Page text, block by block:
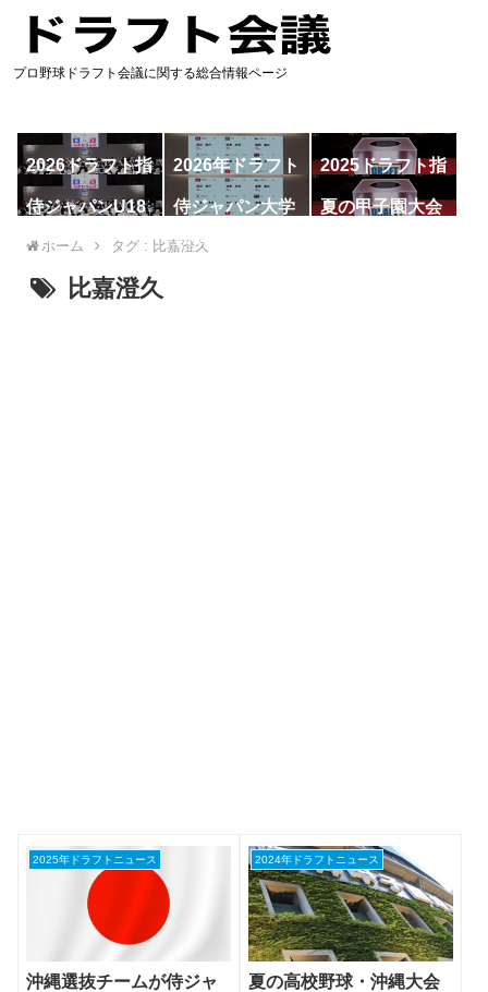
プロ野球ドラフト会議に関する総合情報ページ
2026ドラフト指
名予想
2026年ドラフト
候補
2025ドラフト指
名一覧
侍ジャパンU18
代表
侍ジャパン大学
代表
夏の甲子園大会
ホーム タグ : 比嘉澄久
比嘉澄久
2025年ドラフトニュース
沖縄選抜チームが侍ジャ
2024年ドラフトニュース
夏の高校野球・沖縄大会